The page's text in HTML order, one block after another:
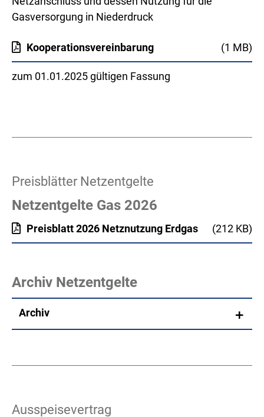
Gasversorgung in Niederdruck
Kooperationsvereinbarung (1 MB)
zum 01.01.2025 gültigen Fassung
Preisblätter Netzentgelte
Netzentgelte Gas 2026
Preisblatt 2026 Netznutzung Erdgas (212 KB)
Archiv Netzentgelte
Archiv
Ausspeisevertrag